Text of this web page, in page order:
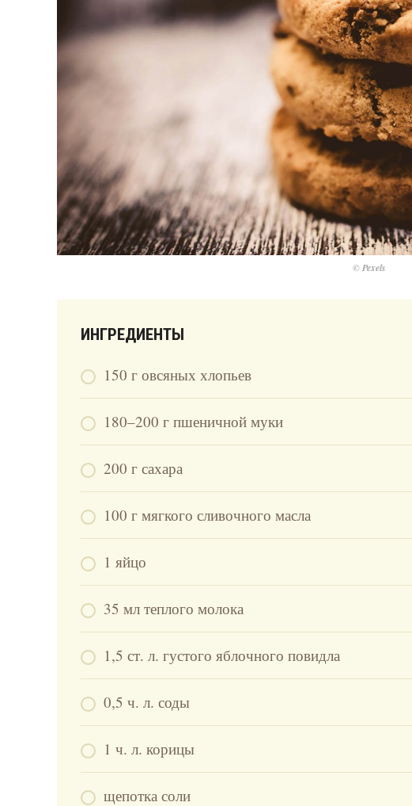
© Pexels
ИНГРЕДИЕНТЫ
150 г овсяных хлопьев
180–200 г пшеничной муки
200 г сахара
100 г мягкого сливочного масла
1 яйцо
35 мл теплого молока
1,5 ст. л. густого яблочного повидла
0,5 ч. л. соды
1 ч. л. корицы
щепотка соли